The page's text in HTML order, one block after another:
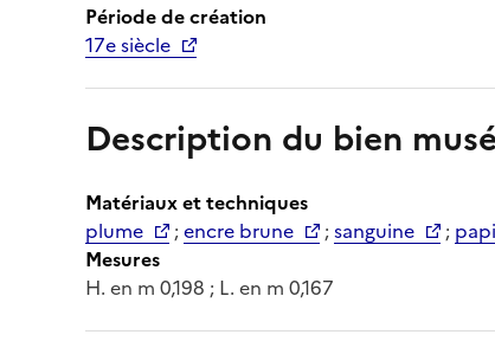
Période de création
17e siècle
Description du bien
Matériaux et techniques
plume
;encre brune ;sanguine ;
Mesures
H. en m 0,198 ; L. en m 0,167